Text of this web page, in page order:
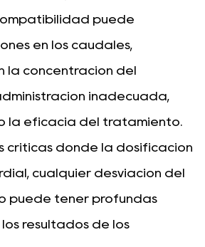
puede
en los caudales,
la concentración del
inadecuada,
la eficacia del tratamiento.
críticas donde la dosificación
cualquier desviación del
puede tener profundas
resultados de los